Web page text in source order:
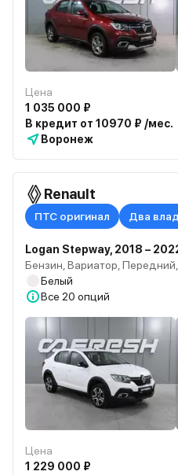
Цена
1 035 000 ₽
В кредит от 10970 ₽ /мес.
Воронеж
Renault
ПТС оригинал Два
Logan Stepway, 2018 –
Бензин, Вариатор,
Белый
Все 20 опций
Цена
1 229 000 ₽